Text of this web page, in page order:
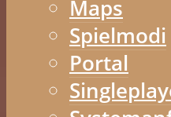
Maps
Spielmodi
Portal